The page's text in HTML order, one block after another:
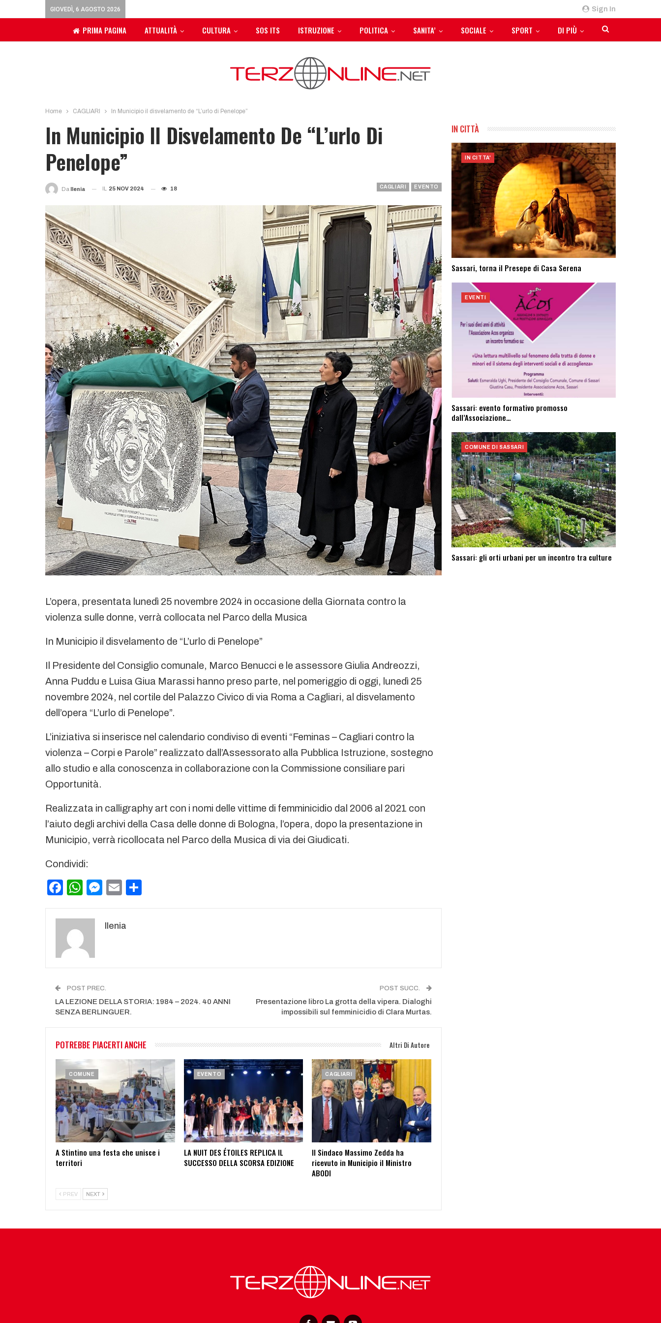
Sign In
GIOVEDÌ, 6 AGOSTO 2026
PRIMA PAGINA ATTUALITÀ CULTURA SOS ITS ISTRUZIONE POLITICA SANITA’ SOCIALE SPORT DI PIÙ
Home CAGLIARI In Municipio il disvelamento de “L’urlo di Penelope”
In Municipio Il Disvelamento De “L’urlo Di
Penelope”
CAGLIARI EVENTO
Da Ilenia IL 25 NOV 2024 18
L’opera, presentata lunedì 25 novembre 2024 in occasione della Giornata contro la
violenza sulle donne, verrà collocata nel Parco della Musica
In Municipio il disvelamento de “L’urlo di Penelope”
Il Presidente del Consiglio comunale, Marco Benucci e le assessore Giulia Andreozzi,
Anna Puddu e Luisa Giua Marassi hanno preso parte, nel pomeriggio di oggi, lunedì 25
novembre 2024, nel cortile del Palazzo Civico di via Roma a Cagliari, al disvelamento
dell’opera “L’urlo di Penelope”.
L’iniziativa si inserisce nel calendario condiviso di eventi “Feminas – Cagliari contro la
violenza – Corpi e Parole” realizzato dall’Assessorato alla Pubblica Istruzione, sostegno
allo studio e alla conoscenza in collaborazione con la Commissione consiliare pari
Opportunità.
Realizzata in calligraphy art con i nomi delle vittime di femminicidio dal 2006 al 2021 con
l’aiuto degli archivi della Casa delle donne di Bologna, l’opera, dopo la presentazione in
Municipio, verrà ricollocata nel Parco della Musica di via dei Giudicati.
Condividi:
Facebook
WhatsApp
Messenger
Email
Ilenia
POST PREC.
LA LEZIONE DELLA STORIA: 1984 – 2024. 40 ANNI
SENZA BERLINGUER.
POST SUCC.
Presentazione libro La grotta della vipera. Dialoghi
impossibili sul femminicidio di Clara Murtas.
POTREBBE PIACERTI ANCHE Altri Di Autore
COMUNE
A Stintino una festa che unisce i
territori
EVENTO
LA NUIT DES ÉTOILES REPLICA IL
SUCCESSO DELLA SCORSA EDIZIONE
CAGLIARI
Il Sindaco Massimo Zedda ha
ricevuto in Municipio il Ministro
ABODI
PREV NEXT
IN CITTÀ
IN CITTA'
Sassari, torna il Presepe di Casa Serena
EVENTI
Sassari: evento formativo promosso
dall’Associazione…
COMUNE DI SASSARI
Sassari: ​gli orti urbani per un incontro tra culture